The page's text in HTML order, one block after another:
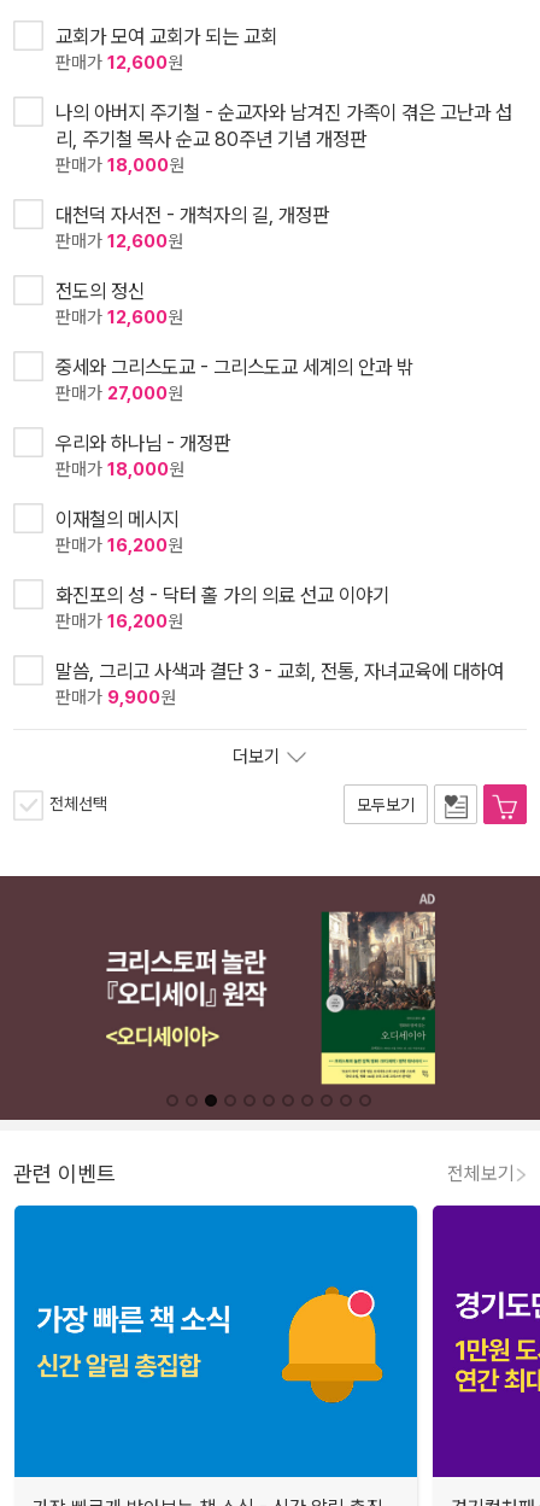
교회가 모여 교회가 되는 교회
판매가 12,600원
나의 아버지 주기철 - 순교자와 남겨진 가족이 겪은 고난과 섭
리, 주기철 목사 순교 80주년 기념 개정판
판매가 18,000원
대천덕 자서전 - 개척자의 길, 개정판
판매가 12,600원
전도의 정신
판매가 12,600원
중세와 그리스도교 - 그리스도교 세계의 안과 밖
판매가 27,000원
우리와 하나님 - 개정판
판매가 18,000원
이재철의 메시지
판매가 16,200원
화진포의 성 - 닥터 홀 가의 의료 선교 이야기
판매가 16,200원
말씀, 그리고 사색과 결단 3 - 교회, 전통, 자녀교육에 대하여
판매가 9,900원
더보기
전체선택 모두보기
관련 이벤트 전체보기